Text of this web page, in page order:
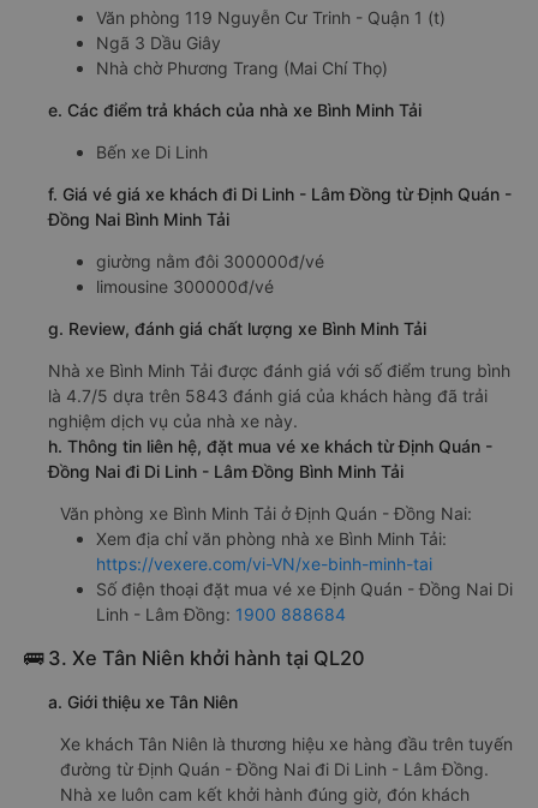
Văn phòng 119 Nguyễn Cư Trinh - Quận 1 (t)
Ngã 3 Dầu Giây
Nhà chờ Phương Trang (Mai Chí Thọ)
e. Các điểm trả khách của nhà xe Bình Minh Tải
Bến xe Di Linh
f. Giá vé giá xe khách đi Di Linh - Lâm Đồng từ Định Quán -
Đồng Nai Bình Minh Tải
giường nằm đôi 300000đ/vé
limousine 300000đ/vé
g. Review, đánh giá chất lượng xe Bình Minh Tải
Nhà xe Bình Minh Tải được đánh giá với số điểm trung bình
là 4.7/5 dựa trên 5843 đánh giá của khách hàng đã trải
nghiệm dịch vụ của nhà xe này.
h. Thông tin liên hệ, đặt mua vé xe khách từ Định Quán -
Đồng Nai đi Di Linh - Lâm Đồng Bình Minh Tải
Văn phòng xe Bình Minh Tải ở Định Quán - Đồng Nai:
Xem địa chỉ văn phòng nhà xe Bình Minh Tải:
https://vexere.com/vi-VN/xe-binh-minh-tai
Số điện thoại đặt mua vé xe Định Quán - Đồng Nai Di
Linh - Lâm Đồng: 1900 888684
🚌 3. Xe Tân Niên khởi hành tại QL20
a. Giới thiệu xe Tân Niên
Xe khách Tân Niên là thương hiệu xe hàng đầu trên tuyến
đường từ Định Quán - Đồng Nai đi Di Linh - Lâm Đồng.
Nhà xe luôn cam kết khởi hành đúng giờ, đón khách